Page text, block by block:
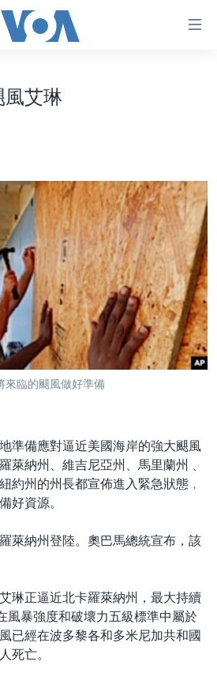
風艾琳
來臨的颶風做好準備
準備應對逼近美國海岸的強大颶風
萊納州、維吉尼亞州、馬里蘭州﹑
約州的州長都宣佈進入緊急狀態﹐
好資源。
萊納州登陸。奧巴馬總統宣布，該
琳正逼近北卡羅萊納州，最大持續
風暴強度和破壞力五級標準中屬於
已經在波多黎各和多米尼加共和國
死亡。